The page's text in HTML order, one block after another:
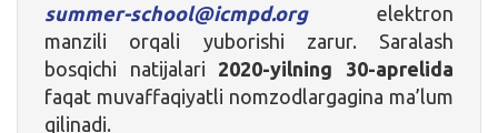
summer-school@icmpd.org
elektron
manzili orqali yuborishi zarur. Saralash
bosqichi natijalari 2020-yilning 30-aprelida
faqat muvaffaqiyatli nomzodlargagina ma’lum
qilinadi.